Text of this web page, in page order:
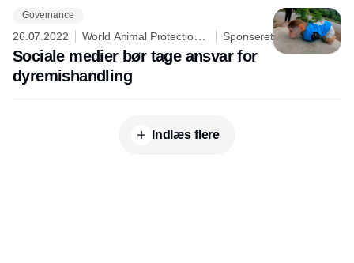
Governance
26.07.2022
World Animal Protection
Danmark
Sponseret
Sociale medier bør tage ansvar for
dyremishandling
Indlæs flere